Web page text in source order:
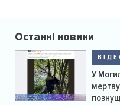
Останні новини
У